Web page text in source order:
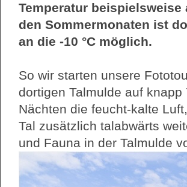
Temperatur beispielsweise
den Sommermonaten ist
an die -10 °C möglich.
So wir starten unsere
dortigen Talmulde auf
Nächten die feucht-kalte
Tal zusätzlich talabwärts
und Fauna in der Talmulde